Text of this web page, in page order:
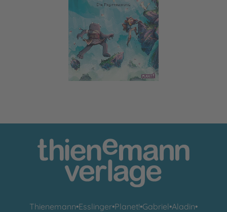
Lightfall 2: Die Prophezeiung
Thienemann•Esslinger•Planet!•Gabriel•Aladin•